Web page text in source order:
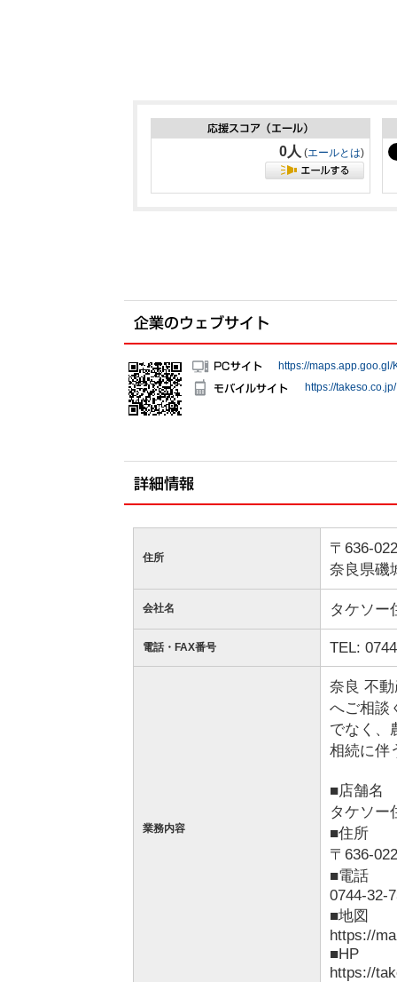
0人 (エールとは)
https://maps.app.goo.gl/
https://takeso.co.jp/
住所
〒636-
奈良県磯
会社名 タケソー
電話・FAX番号 TEL:
業務内容
奈良 不
へご相談
でなく、
相続に伴
■店舗名
タケソー
■住所
〒636-
■電話
0744-32-
■地図
https://
■HP
https://